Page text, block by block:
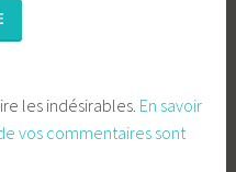
les indésirables. En savoir
vos commentaires sont